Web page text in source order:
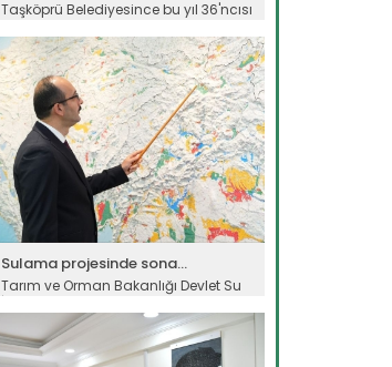
Taşköprü Belediyesince bu yıl 36'ncısı
Devamını Oku ->
Sulama projesinde sona...
Tarım ve Orman Bakanlığı Devlet Su
İşleri Genel Müdürlüğünün...
Devamını Oku ->